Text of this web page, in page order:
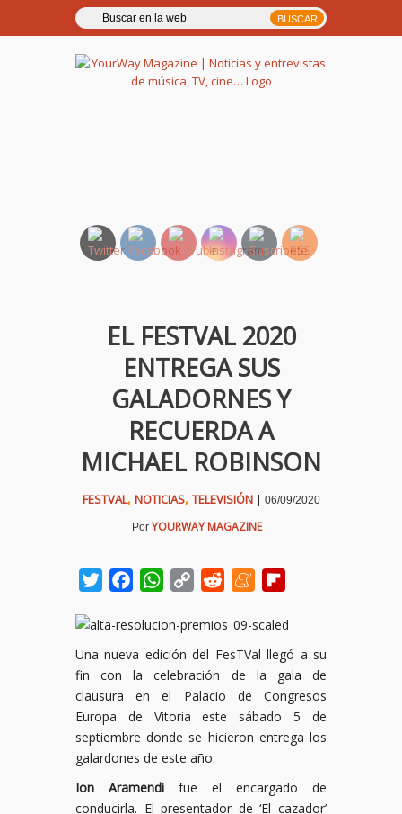
EL FESTVAL 2020
ENTREGA SUS
GALADORNES Y
RECUERDA A
MICHAEL ROBINSON
FESTVAL, NOTICIAS, TELEVISIÓN| 06/09/2020
Por YOURWAY MAGAZINE
TwitterFacebookWhatsApp
Copy
Reddit Meneame
Una nueva edición del FesTVal llegó a su
fin con la celebración de la gala de
clausura en el Palacio de Congresos
Europa de Vitoria este sábado 5 de
septiembre donde se hicieron entrega los
galardones de este año.
Ion Aramendi fue el encargado de
conducirla. El presentador de ‘El cazador’